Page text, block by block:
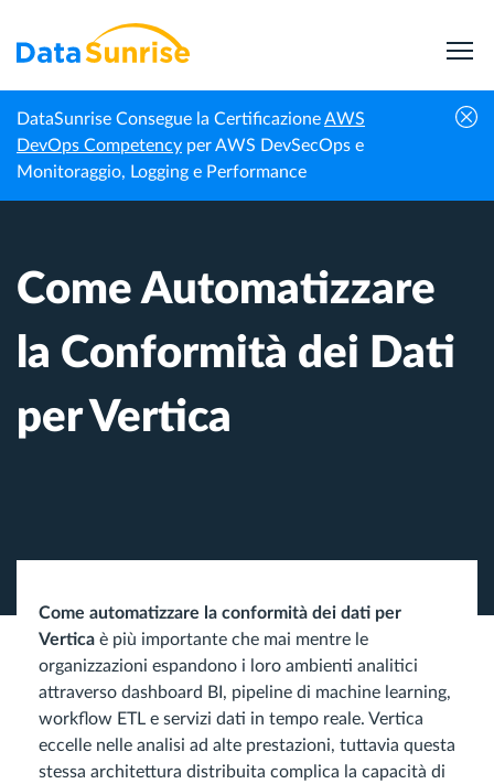
DataSunrise Consegue la CertificazioneAWS
DevOps Competency per AWS DevSecOps e
Monitoraggio, Logging e Performance
Homepage
Centro di
Conoscenza
Come Automatizzare la Conformità dei
Dati per Vertica
Come Automatizzare
la Conformità dei Dati
per Vertica
Come automatizzare la conformità dei dati per
Vertica è più importante che mai mentre le
organizzazioni espandono i loro ambienti analitici
attraverso dashboard BI, pipeline di machine learning,
workflow ETL e servizi dati in tempo reale. Vertica
eccelle nelle analisi ad alte prestazioni, tuttavia questa
stessa architettura distribuita complica la capacità di